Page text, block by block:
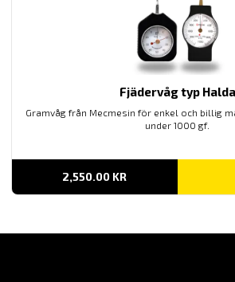
Fjädervåg typ Halda
Gramvåg från Mecmesin för enkel och billig
under 1000 gf.
2,550.00 KR